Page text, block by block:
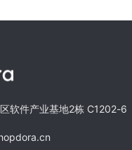
软件产业基地2栋 C1202-6